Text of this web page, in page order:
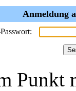
Anmeldung
Punkt